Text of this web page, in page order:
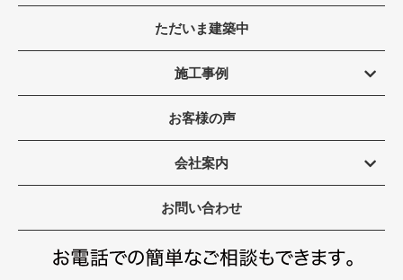
ただいま建築中
施工事例
お客様の声
会社案内
お問い合わせ